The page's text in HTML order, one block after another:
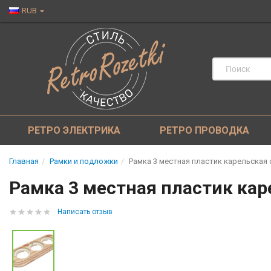
RUB
РЕТРО ЭЛЕКТРИКА РЕТРО ПРОВОДКА
Главная Рамки и подложки Рамка 3 местная пластик карельская
Рамка 3 местная пластик
Написать отзыв